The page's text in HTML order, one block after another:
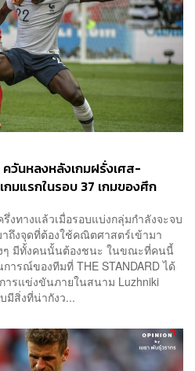
วันหลงหลังเกมฝรั่งเศส-
มแรกในรอบ 37 เกมของศึก
งทางแล้วเมื่อรอบแบ่งกลุ่มกำลังจะจบ
ถึงจุดที่ต้องใช้คณิตศาสตร์เข้ามา
งๆ มีทั้งคนนั้นต้องชนะ ในขณะที่คนนี้
ารณ์ของทีมที่ THE STANDARD ได้
ารแข่งขันภายในสนาม Luzhniki
มีสิ่งที่น่ากังว...